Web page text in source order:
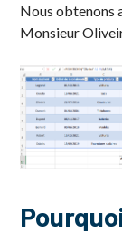
Nous obtenons
Monsieur